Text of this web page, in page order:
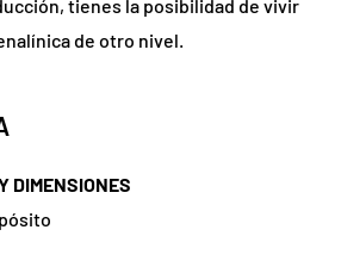
tienes la posibilidad de vivir
de otro nivel.
DIMENSIONES